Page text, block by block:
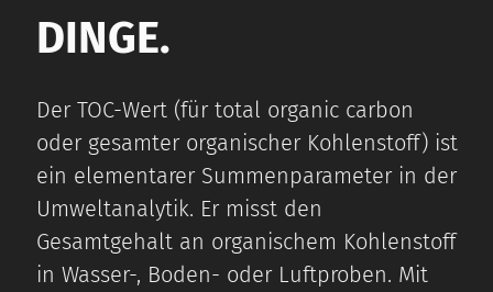
INGE.
Der TOC-Wert (für total organic carbon
oder gesamter organischer Kohlenstoff) ist
ein elementarer Summenparameter in der
Umweltanalytik. Er misst den
Gesamtgehalt an organischem Kohlenstoff
in Wasser-, Boden- oder Luftproben. Mit